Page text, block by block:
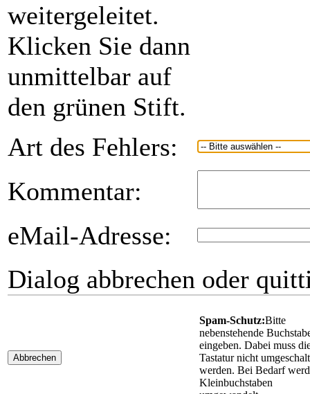
weitergeleitet.
Klicken Sie dann
unmittelbar auf
den grünen Stift.
Art des Fehlers:
Kommentar:
eMail-Adresse:
Dialog abbrechen oder
Abbrechen
Spam-Schutz:Bitte
nebenstehende
eingeben. Dabei muss
Tastatur nicht
werden. Bei Bedarf
Kleinbuchstaben